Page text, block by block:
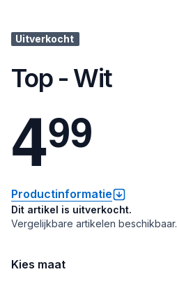
Uitverkocht
Top - Wit
499
Productinformatie
Dit artikel is uitverkocht.
Vergelijkbare artikelen beschikbaar.
Kies maat